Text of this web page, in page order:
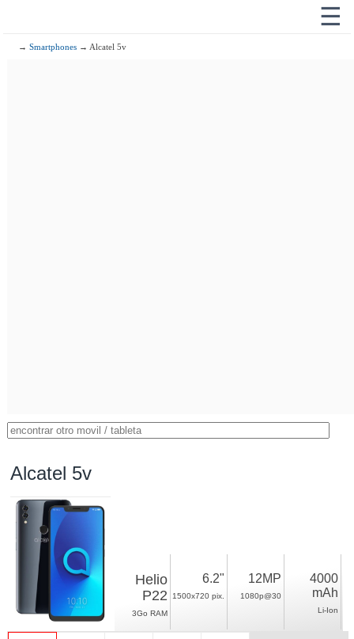
☰
→Smartphones → Alcatel 5v
Alcatel 5v
Helio
P22
3Go RAM
6.2"
1500x720 pix.
12MP
1080p@30
4000
mAh
Li-Ion